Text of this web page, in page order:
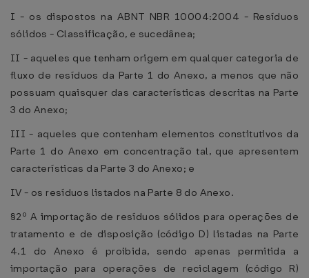
I - os dispostos na ABNT NBR 10004:2004 - Resíduos
sólidos - Classificação, e sucedânea;
II - aqueles que tenham origem em qualquer categoria de
fluxo de resíduos da Parte 1 do Anexo, a menos que não
possuam quaisquer das características descritas na Parte
3 do Anexo;
III - aqueles que contenham elementos constitutivos da
Parte 1 do Anexo em concentração tal, que apresentem
características da Parte 3 do Anexo; e
IV - os resíduos listados na Parte 8 do Anexo.
§2º A importação de resíduos sólidos para operações de
tratamento e de disposição (código D) listadas na Parte
4.1 do Anexo é proibida, sendo apenas permitida a
importação para operações de reciclagem (código R)